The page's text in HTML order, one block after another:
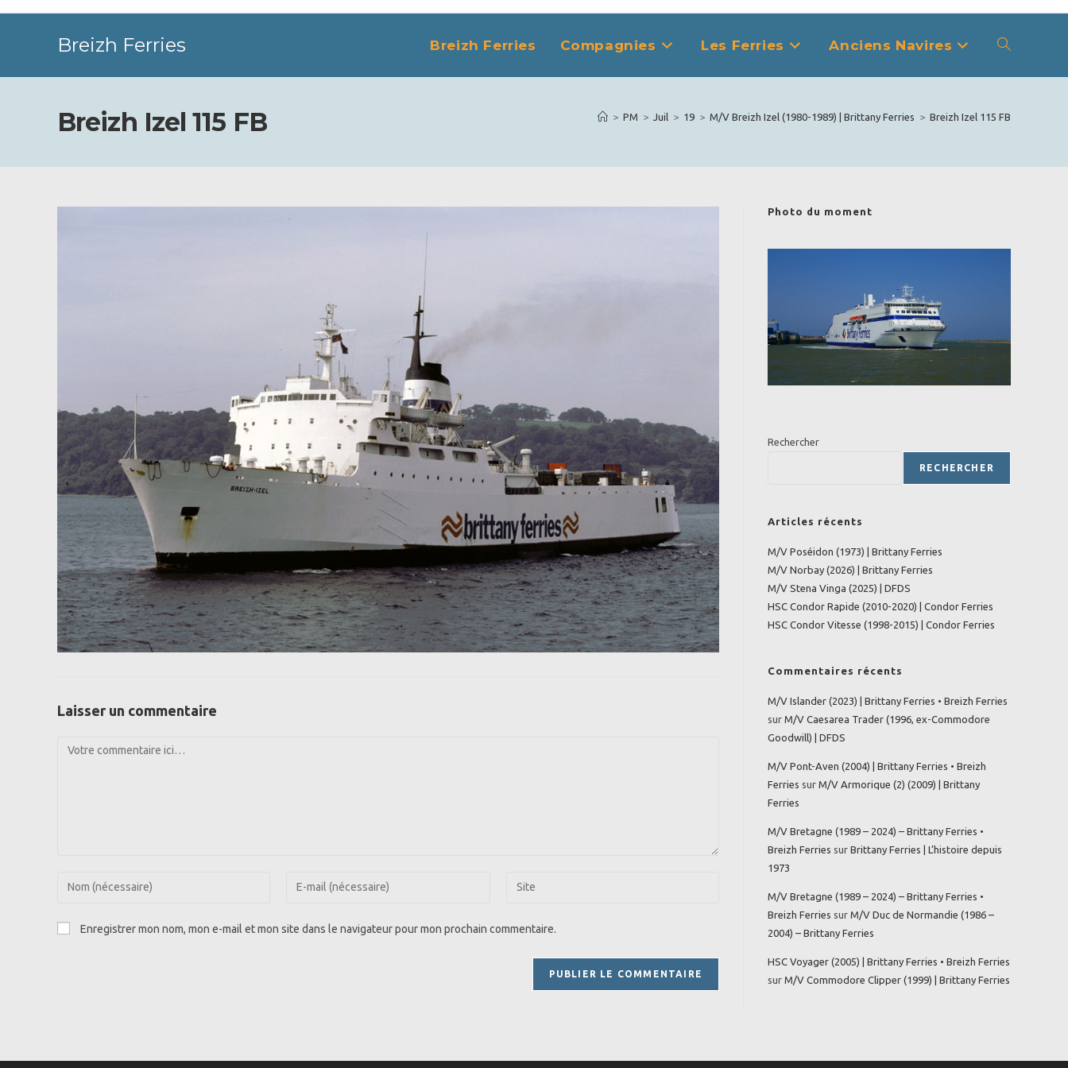
Breizh Ferries Breizh Ferries Compagnies Les Ferries Anciens Navires Toggle
Breizh Izel 115 FB > PM > Juil > 19 > M/V Breizh Izel (1980-1989) | Brittany Ferries > Breizh Izel 115 FB
Laisser un commentaire
Comment
Enter
name
Enter
Saisir
(facultatif)
Enregistrer mon nom, mon e-mail et mon site dans le navigateur pour mon prochain commentaire.
Photo du moment
Rechercher
RECHERCHER
Articles récents
M/V Poséidon (1973) | Brittany Ferries
M/V Norbay (2026) | Brittany Ferries
M/V Stena Vinga (2025) | DFDS
HSC Condor Rapide (2010-2020) | Condor Ferries
HSC Condor Vitesse (1998-2015) | Condor Ferries
Commentaires récents
M/V Islander (2023) | Brittany Ferries • Breizh Ferries
sur M/V Caesarea Trader (1996, ex-Commodore
Goodwill) | DFDS
M/V Pont-Aven (2004) | Brittany Ferries • Breizh
Ferries sur M/V Armorique (2) (2009) | Brittany
Ferries
M/V Bretagne (1989 – 2024) – Brittany Ferries •
Breizh Ferries sur Brittany Ferries | L’histoire depuis
1973
M/V Bretagne (1989 – 2024) – Brittany Ferries •
Breizh Ferries sur M/V Duc de Normandie (1986 –
2004) – Brittany Ferries
HSC Voyager (2005) | Brittany Ferries • Breizh Ferries
sur M/V Commodore Clipper (1999) | Brittany Ferries